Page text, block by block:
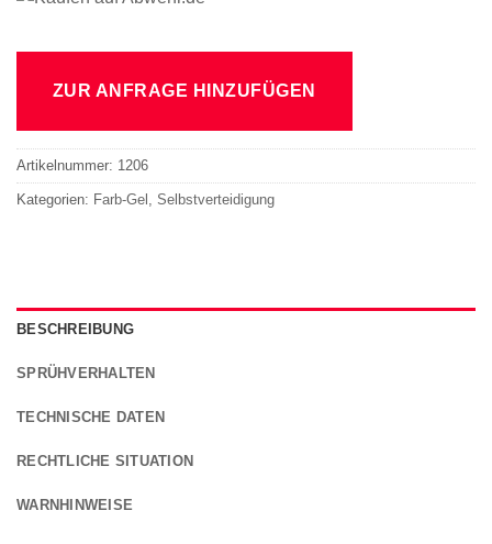
ZUR ANFRAGE HINZUFÜGEN
Artikelnummer: 1206
Kategorien: Farb-Gel Selbstverteidigung
BESCHREIBUNG
SPRÜHVERHALTEN
TECHNISCHE DATEN
RECHTLICHE SITUATION
WARNHINWEISE